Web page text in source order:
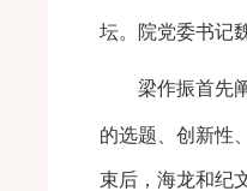
坛。院党委书记
梁作振首先
的选题、创新性
束后，海龙和纪